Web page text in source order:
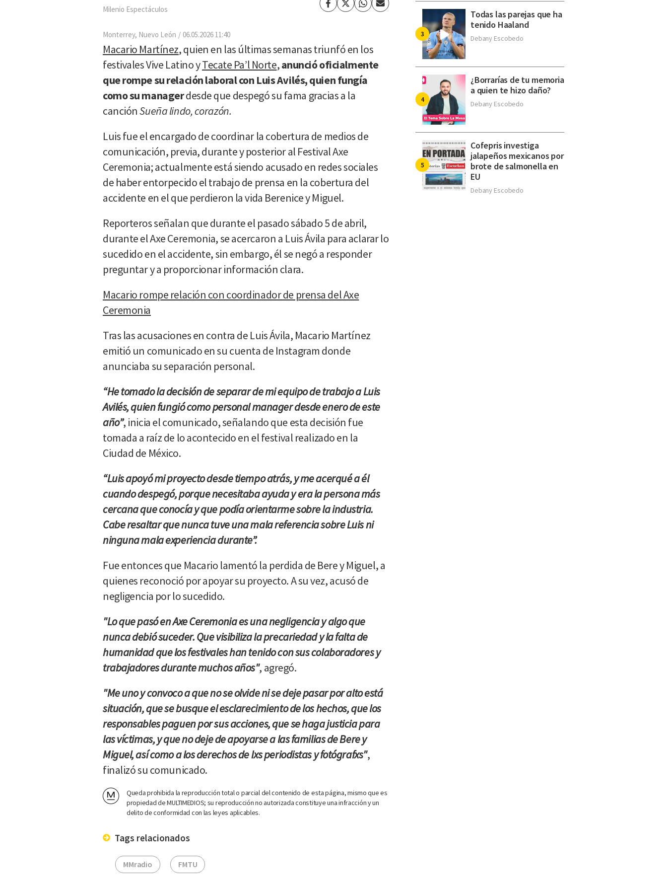
Milenio Espectáculos Facebook
TwitterWhatsapp
Enviar
Monterrey, Nuevo León 06.05.2026 11:40
Macario Martínez, quien en las últimas semanas triunfó en los
festivales Vive Latino yTecate Pa’l Norte,anunció oficialmente
que rompe su relación laboral con Luis Avilés, quien fungía
como su managerdesde que despegó su fama gracias a la
canciónSueña lindo, corazón.
Luis fue el encargado de coordinar la cobertura de medios de
comunicación, previa, durante y posterior al Festival Axe
Ceremonia; actualmente está siendo acusado en redes sociales
de haber entorpecido el trabajo de prensa en la cobertura del
accidente en el que perdieron la vida Berenice y Miguel.
Reporteros señalan que durante el pasado sábado 5 de abril,
durante el Axe Ceremonia, se acercaron a Luis Ávila para aclarar lo
sucedido en el accidente, sin embargo, él se negó a responder
preguntar y a proporcionar información clara.
Macario rompe relación con coordinador de prensa del Axe
Ceremonia
Tras las acusaciones en contra de Luis Ávila, Macario Martínez
emitió un comunicado en su cuenta de Instagram donde
anunciaba su separación personal.
“He tomado la decisión de separar de mi equipo de trabajo a Luis
Avilés, quien fungió como personal manager desde enero de este
año”, inicia el comunicado, señalando que esta decisión fue
tomada a raíz de lo acontecido en el festival realizado en la
Ciudad de México.
“Luis apoyó mi proyecto desde tiempo atrás, y me acerqué a él
cuando despegó, porque necesitaba ayuda y era la persona más
cercana que conocía y que podía orientarme sobre la industria.
Cabe resaltar que nunca tuve una mala referencia sobre Luis ni
ninguna mala experiencia durante”.
Fue entonces que Macario lamentó la perdida de Bere y Miguel, a
quienes reconoció por apoyar su proyecto. A su vez, acusó de
negligencia por lo sucedido.
"Lo que pasó en Axe Ceremonia es una negligencia y algo que
nunca debió suceder. Que visibiliza la precariedad y la falta de
humanidad que los festivales han tenido con sus colaboradores y
trabajadores durante muchos años", agregó.
"Me uno y convoco a que no se olvide ni se deje pasar por alto está
situación, que se busque el esclarecimiento de los hechos, que los
responsables paguen por sus acciones, que se haga justicia para
las víctimas, y que no deje de apoyarse a las familias de Bere y
Miguel, así como a los derechos de Ixs periodistas y fotógrafxs",
finalizó su comunicado.
Queda prohibida la reproducción total o parcial del contenido de esta página, mismo que es
propiedad de MULTIMEDIOS; su reproducción no autorizada constituye una infracción y un
delito de conformidad con las leyes aplicables.
Tags relacionados
MMradio FMTU
Todas las parejas que ha
tenido Haaland
Debany Escobedo
¿Borrarías de tu memoria
a quien te hizo daño?
Debany Escobedo
Cofepris investiga
jalapeños mexicanos por
brote de salmonella en
EU
Debany Escobedo